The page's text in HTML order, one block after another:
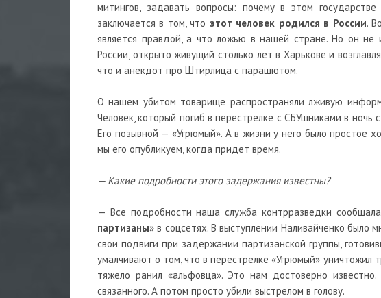
митингов, задавать вопросы: почему в этом
заключается в том, что этот человек родился в России.
является правдой, а что ложью в нашей стране. Но он
России, открыто живущий столько лет в Харькове и
что и анекдот про Штирлица с парашютом.
О нашем убитом товарище распространяли лживую
Человек, который погиб в перестрелке с СБУшниками в ночь
Его позывной — «Угрюмый». А в жизни у него было простое
мы его опубликуем, когда придет время.
— Какие подробности этого задержания известны?
— Все подробности наша служба контрразведки
партизаны» в соцсетях. В выступлении Наливайченко было
свои подвиги при задержании партизанской группы,
умалчивают о том, что в перестрелке «Угрюмый»
тяжело ранил «альфовца». Это нам достоверно
связанного. А потом просто убили выстрелом в голову.